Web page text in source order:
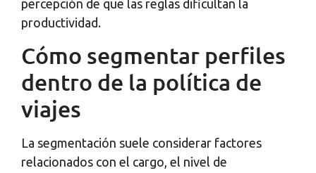
percepción de que las reglas dificultan la
productividad.
Cómo segmentar perfiles
dentro de la política de
viajes
La segmentación suele considerar factores
relacionados con el cargo, el nivel de